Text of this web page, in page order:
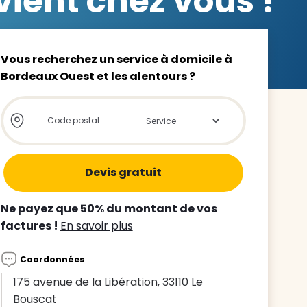
le
enfant
à
Vous recherchez un service à domicile à
Bordeaux Ouest et les alentours ?
Store locator global - Autocompletion
Rechercher
Ne payez que 50% du montant de vos
factures ! En savoir plus
Coordonnées
175 avenue de la Libération, 33110 Le
Bouscat